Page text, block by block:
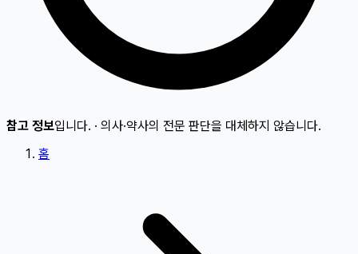
참고 정보입니다. · 의사·약사의 전문 판단을 대체하지 않습니다.
홈